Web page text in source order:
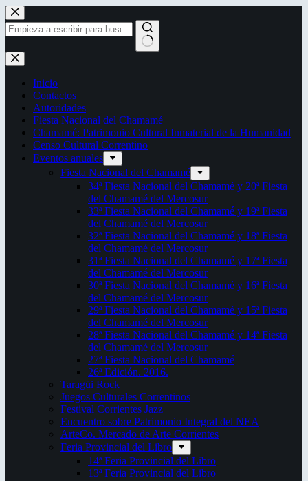
Saltar
al
contenido
Sin
resultados
Inicio
Contactos
Autoridades
Fiesta Nacional del Chamamé
Chamamé: Patrimonio Cultural Inmaterial de la Humanidad
Censo Cultural Correntino
Eventos anuales
Fiesta Nacional del Chamamé
34ª Fiesta Nacional del Chamamé y 20ª Fiesta
del Chamamé del Mercosur
33ª Fiesta Nacional del Chamamé y 19ª Fiesta
del Chamamé del Mercosur
32ª Fiesta Nacional del Chamamé y 18ª Fiesta
del Chamamé del Mercosur
31ª Fiesta Nacional del Chamamé y 17ª Fiesta
del Chamamé del Mercosur
30ª Fiesta Nacional del Chamamé y 16ª Fiesta
del Chamamé del Mercosur
29ª Fiesta Nacional del Chamamé y 15ª Fiesta
del Chamamé del Mercosur
28ª Fiesta Nacional del Chamamé y 14ª Fiesta
del Chamamé del Mercosur
27ª Fiesta Nacional del Chamamé
26ª Edición. 2016.
Taragüi Rock
Juegos Culturales Correntinos
Festival Corrientes Jazz
Encuentro sobre Patrimonio Integral del NEA
ArteCo. Mercado de Arte Corrientes
Feria Provincial del Libro
14ª Feria Provincial del Libro
13ª Feria Provincial del Libro